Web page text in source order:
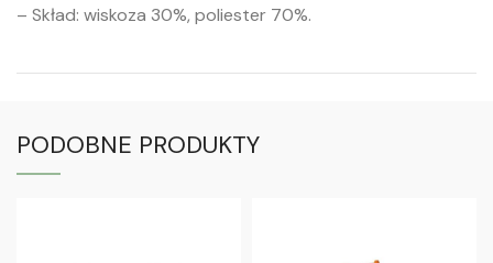
– Skład: wiskoza 30%, poliester 70%.
PODOBNE PRODUKTY